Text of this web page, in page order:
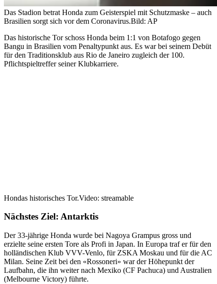
Das Stadion betrat Honda zum Geisterspiel mit Schutzmaske – auch
Brasilien sorgt sich vor dem Coronavirus.Bild: AP
Das historische Tor schoss Honda beim 1:1 von Botafogo gegen
Bangu in Brasilien vom Penaltypunkt aus. Es war bei seinem Debüt
für den Traditionsklub aus Rio de Janeiro zugleich der 100.
Pflichtspieltreffer seiner Klubkarriere.
Hondas historisches Tor.Video: streamable
Nächstes Ziel: Antarktis
Der 33-jährige Honda wurde bei Nagoya Grampus gross und
erzielte seine ersten Tore als Profi in Japan. In Europa traf er für den
holländischen Klub VVV-Venlo, für ZSKA Moskau und für die AC
Milan. Seine Zeit bei den «Rossoneri» war der Höhepunkt der
Laufbahn, die ihn weiter nach Mexiko (CF Pachuca) und Australien
(Melbourne Victory) führte.